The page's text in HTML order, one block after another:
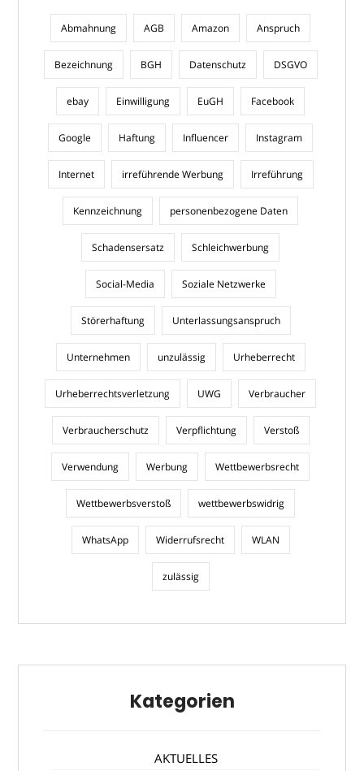
Abmahnung AGB Amazon Anspruch
Bezeichnung BGH Datenschutz DSGVO
ebay Einwilligung EuGH Facebook
Google Haftung Influencer Instagram
Internet irreführende Werbung Irreführung
Kennzeichnung personenbezogene Daten
Schadensersatz Schleichwerbung
Social-Media Soziale Netzwerke
Störerhaftung Unterlassungsanspruch
Unternehmen unzulässig Urheberrecht
Urheberrechtsverletzung UWG Verbraucher
Verbraucherschutz Verpflichtung Verstoß
Verwendung Werbung Wettbewerbsrecht
Wettbewerbsverstoß wettbewerbswidrig
WhatsApp Widerrufsrecht WLAN
zulässig
Kategorien
AKTUELLES